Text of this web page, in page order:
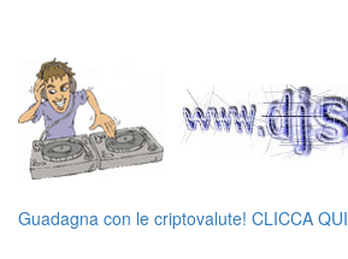
Guadagna con le criptovalute! CLICCA QUI